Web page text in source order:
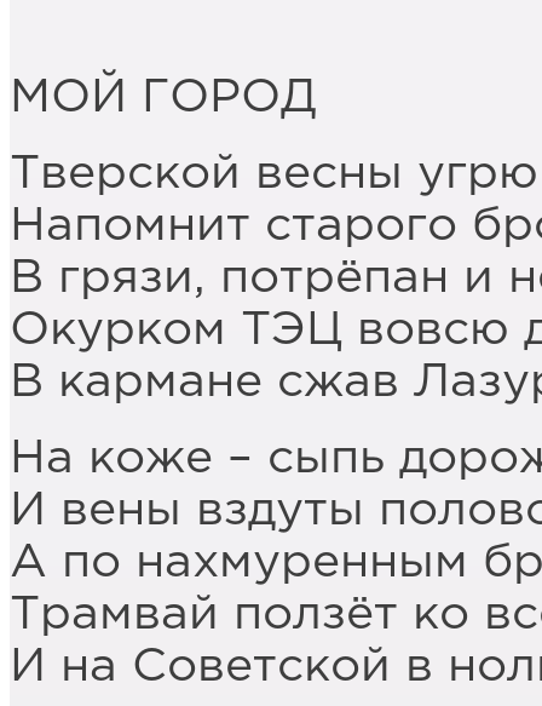
МОЙ ГОРОД
Тверской весны
Напомнит старого
В грязи, потрёпан и
Окурком ТЭЦ вовсю
В кармане сжав
На коже – сыпь
И вены вздуты
А по нахмуренным
Трамвай ползёт ко
И на Советской в